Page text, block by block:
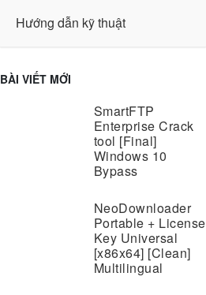
Hướng dẫn kỹ thuật
BÀI VIẾT MỚI
SmartFTP
Enterprise Crack
tool [Final]
Windows 10
Bypass
NeoDownloader
Portable + License
Key Universal
[x86x64] [Clean]
Multilingual